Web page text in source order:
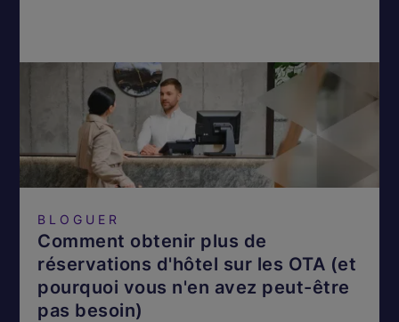
BLOGUER
Comment obtenir plus de
réservations d'hôtel sur les OTA (et
pourquoi vous n'en avez peut-être
pas besoin)